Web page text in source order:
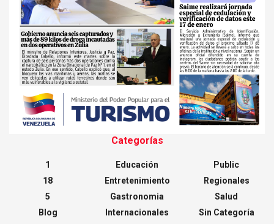
Categorías
1
18
5
Blog
Educación
Entretenimiento
Gastronomia
Internacionales
Public
Regionales
Salud
Sin Categoría